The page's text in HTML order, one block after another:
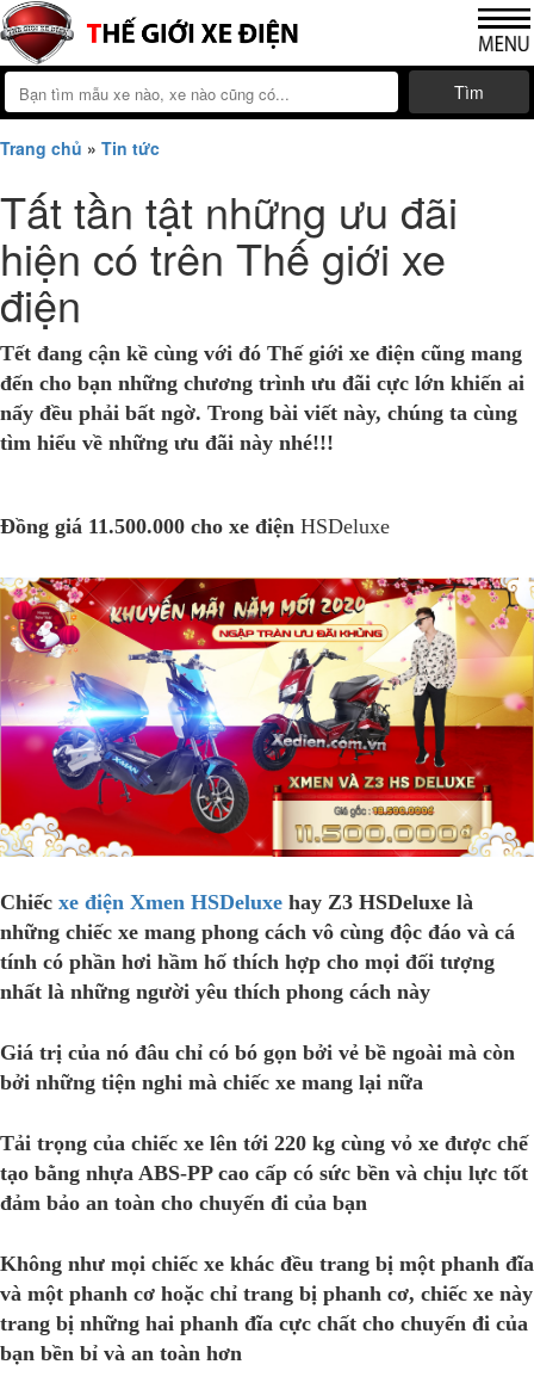
Tìm
Trang chủ » Tin tức
Tất tần tật những ưu đãi
hiện có trên Thế giới xe
điện
Tết đang cận kề cùng với đó Thế giới xe điện cũng mang
đến cho bạn những chương trình ưu đãi cực lớn khiến ai
nấy đều phải bất ngờ. Trong bài viết này, chúng ta cùng
tìm hiểu về những ưu đãi này nhé!!!
Đồng giá 11.500.000 cho xe điện HSDeluxe
Chiếc xe điện Xmen HSDeluxe hay Z3 HSDeluxe là
những chiếc xe mang phong cách vô cùng độc đáo và cá
tính có phần hơi hầm hố thích hợp cho mọi đối tượng
nhất là những người yêu thích phong cách này
Giá trị của nó đâu chỉ có bó gọn bởi vẻ bề ngoài mà còn
bởi những tiện nghi mà chiếc xe mang lại nữa
Tải trọng của chiếc xe lên tới 220 kg cùng vỏ xe được chế
tạo bằng nhựa ABS-PP cao cấp có sức bền và chịu lực tốt
đảm bảo an toàn cho chuyến đi của bạn
Không như mọi chiếc xe khác đều trang bị một phanh đĩa
và một phanh cơ hoặc chỉ trang bị phanh cơ, chiếc xe này
trang bị những hai phanh đĩa cực chất cho chuyến đi của
bạn bền bỉ và an toàn hơn